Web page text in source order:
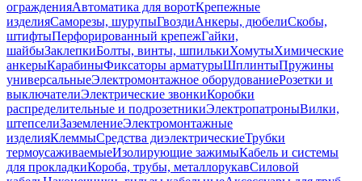
огражденияАвтоматика для воротКрепежные
изделияСаморезы, шурупыГвоздиАнкеры, дюбелиСкобы,
штифтыПерфорированный крепежГайки,
шайбыЗаклепкиБолты, винты, шпилькиХомутыХимические
анкерыКарабиныФиксаторы арматурыШплинтыПружины
универсальныеЭлектромонтажное оборудованиеРозетки и
выключателиЭлектрические звонкиКоробки
распределительные и подрозетникиЭлектропатроныВилки,
штепселиЗаземлениеЭлектромонтажные
изделияКлеммыСредства диэлектрическиеТрубки
термоусаживаемыеИзолирующие зажимыКабель и системы
для прокладкиКороба, трубы, металлорукавСиловой